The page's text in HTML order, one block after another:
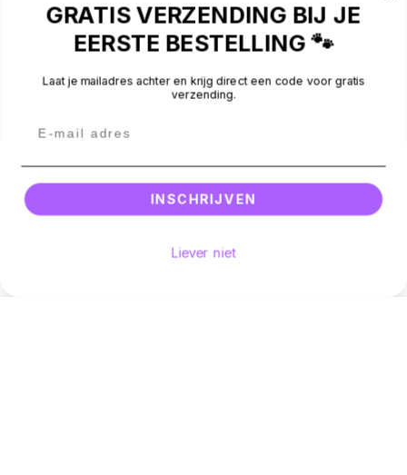
NIEUWSBRIEF
© 2026 - All rights reserved.
Betaalmethodes
GRATIS VERZENDING BIJ JE
EERSTE BESTELLING 🐾
Laat je mailadres achter en krijg direct een code voor gratis
verzending.
INSCHRIJVEN
Liever niet